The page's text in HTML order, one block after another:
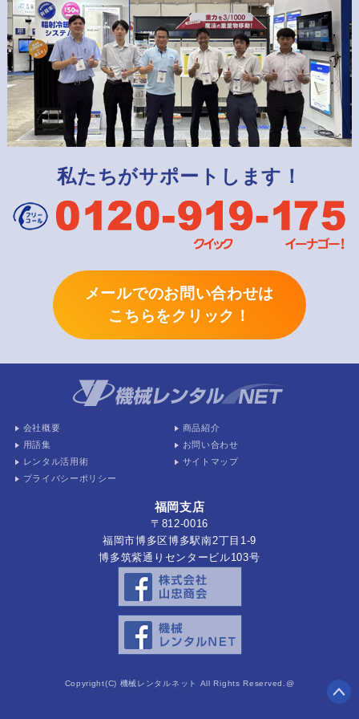
私たちがサポートします！
メールでのお問い合わせは
こちらをクリック！
会社概要
商品紹介
用語集
お問い合わせ
レンタル活用術
サイトマップ
プライバシーポリシー
福岡支店
〒812-0016
福岡市博多区博多駅南2丁目1-9
博多筑紫通りセンタービル103号
Copyright(C) 機械レンタルネット All Rights Reserved.@